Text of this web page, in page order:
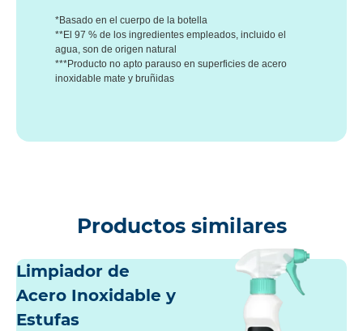
*Basado en el cuerpo de la botella
**El 97 % de los ingredientes empleados, incluido el
agua, son de origen natural
***Producto no apto parauso en superficies de acero
inoxidable mate y bruñidas
Productos similares
Limpiador de
Acero Inoxidable y
Estufas